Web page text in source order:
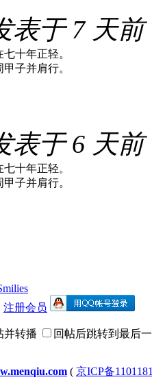
表于 7 天前
十年正轻。
子并肩行。
表于6 天前
十年正轻。
子并肩行。
注册会员
并转播 回帖后跳转到最后
( 京ICP备